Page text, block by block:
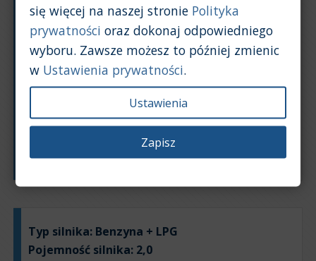
Rok produkcji
Typ silnika: Benzyna + LPG
Pojemność silnika: 2,0
się więcej na naszej stronie Polityka
prywatności oraz dokonaj odpowiedniego
wyboru. Zawsze możesz to później zmienic
w Ustawienia prywatności.
Ustawienia
Zapisz